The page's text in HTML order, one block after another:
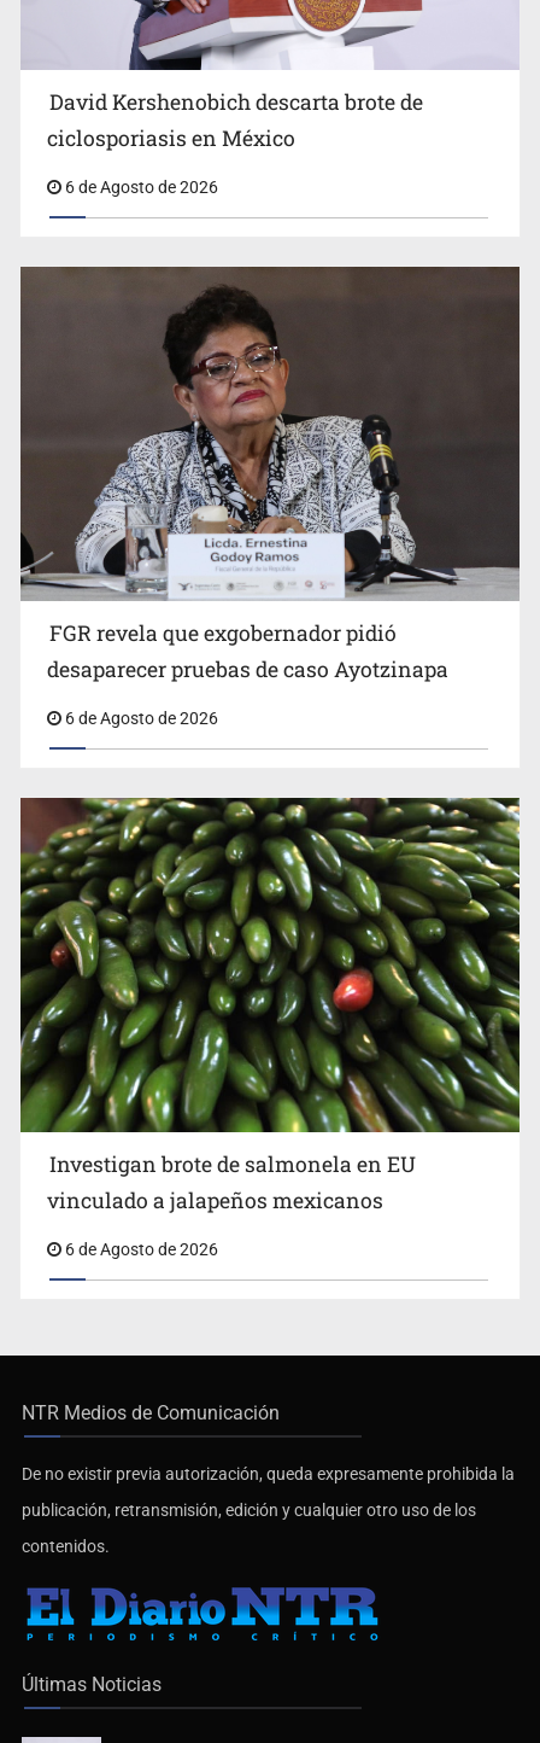
Jalisco mantiene la búsqueda de 21 adolescentes
desaparecidos durante julio
David Kershenobich descarta brote de ciclosporiasis en
David Kershenobich descarta brote de
ciclosporiasis en México
6 de Agosto de 2026
FGR revela que exgobernador pidió
desaparecer pruebas de caso Ayotzinapa
6 de Agosto de 2026
Investigan brote de salmonela en EU
vinculado a jalapeños mexicanos
6 de Agosto de 2026
NTR Medios de Comunicación
De no existir previa autorización, queda expresamente prohibida la
publicación, retransmisión, edición y cualquier otro uso de los
contenidos.
Últimas Noticias